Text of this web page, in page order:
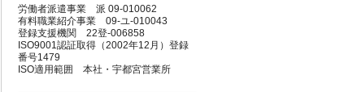
労働者派遣事業 派 09-010062
有料職業紹介事業 09-ユ-010043
登録支援機関 22登-006858
ISO9001認証取得（2002年12月）登録
番号1479
ISO適用範囲 本社・宇都宮営業所